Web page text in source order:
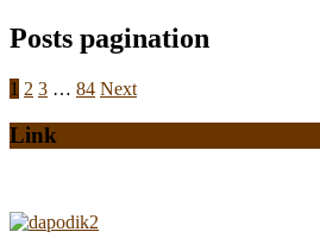
Posts pagination
1 2 3 … 84 Next
Link